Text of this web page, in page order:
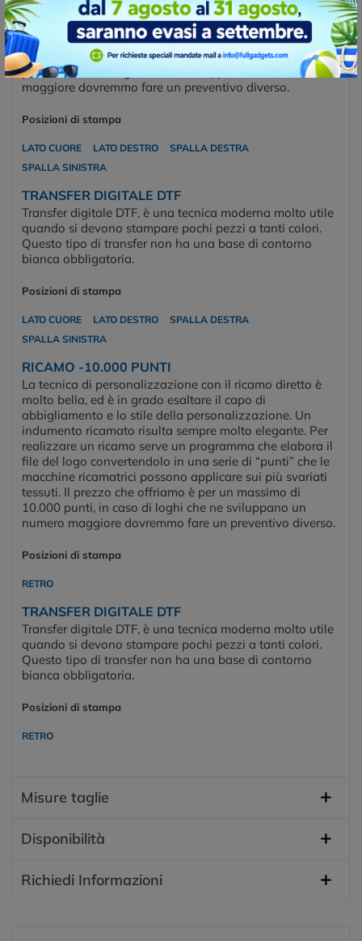
realizzare un ricamo serve un programma che elabora il
file del logo convertendolo in una serie di “punti” che le
macchine ricamatrici possono applicare sui più svariati
tessuti. Il prezzo che offriamo è per un massimo di 5.000
punti, in caso di loghi che ne sviluppano un numero
maggiore dovremmo fare un preventivo diverso.
Posizioni di stampa
LATO CUORE LATO DESTRO
SPALLA DESTRA
SPALLA SINISTRA
TRANSFER DIGITALE DTF
Transfer digitale DTF, è una tecnica moderna molto utile
quando si devono stampare pochi pezzi a tanti colori.
Questo tipo di transfer non ha una base di contorno
bianca obbligatoria.
Posizioni di stampa
LATO CUORE LATO DESTRO
SPALLA DESTRA
SPALLA SINISTRA
RICAMO -10.000 PUNTI
La tecnica di personalizzazione con il ricamo diretto è
molto bella, ed è in grado esaltare il capo di
abbigliamento e lo stile della personalizzazione. Un
indumento ricamato risulta sempre molto elegante. Per
realizzare un ricamo serve un programma che elabora il
file del logo convertendolo in una serie di “punti” che le
macchine ricamatrici possono applicare sui più svariati
tessuti. Il prezzo che offriamo è per un massimo di
10.000 punti, in caso di loghi che ne sviluppano un
numero maggiore dovremmo fare un preventivo diverso.
Posizioni di stampa
RETRO
TRANSFER DIGITALE DTF
Transfer digitale DTF, è una tecnica moderna molto utile
quando si devono stampare pochi pezzi a tanti colori.
Questo tipo di transfer non ha una base di contorno
bianca obbligatoria.
Posizioni di stampa
RETRO
Misure taglie
Disponibilità
Richiedi Informazioni